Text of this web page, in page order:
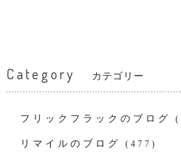
Category カテゴリー
フリックフラックのブログ
リマイルのブログ (477)